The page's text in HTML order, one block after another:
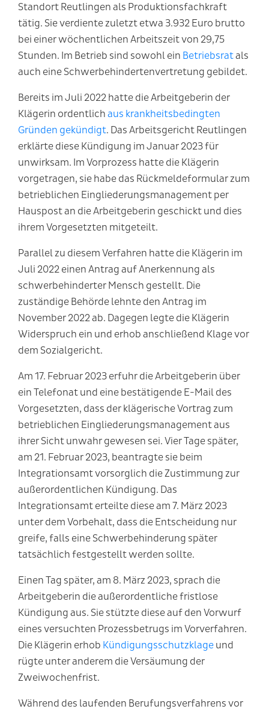
Standort Reutlingen als Produktionsfachkraft
tätig. Sie verdiente zuletzt etwa 3.932 Euro brutto
bei einer wöchentlichen Arbeitszeit von 29,75
Stunden. Im Betrieb sind sowohl ein Betriebsratals
auch eine Schwerbehindertenvertretung gebildet.
Bereits im Juli 2022 hatte die Arbeitgeberin der
Klägerin ordentlichaus krankheitsbedingten
Gründen gekündigt. Das Arbeitsgericht Reutlingen
erklärte diese Kündigung im Januar 2023 für
unwirksam. Im Vorprozess hatte die Klägerin
vorgetragen, sie habe das Rückmeldeformular zum
betrieblichen Eingliederungsmanagement per
Hauspost an die Arbeitgeberin geschickt und dies
ihrem Vorgesetzten mitgeteilt.
Parallel zu diesem Verfahren hatte die Klägerin im
Juli 2022 einen Antrag auf Anerkennung als
schwerbehinderter Mensch gestellt. Die
zuständige Behörde lehnte den Antrag im
November 2022 ab. Dagegen legte die Klägerin
Widerspruch ein und erhob anschließend Klage vor
dem Sozialgericht.
Am 17. Februar 2023 erfuhr die Arbeitgeberin über
ein Telefonat und eine bestätigende E-Mail des
Vorgesetzten, dass der klägerische Vortrag zum
betrieblichen Eingliederungsmanagement aus
ihrer Sicht unwahr gewesen sei. Vier Tage später,
am 21. Februar 2023, beantragte sie beim
Integrationsamt vorsorglich die Zustimmung zur
außerordentlichen Kündigung. Das
Integrationsamt erteilte diese am 7. März 2023
unter dem Vorbehalt, dass die Entscheidung nur
greife, falls eine Schwerbehinderung später
tatsächlich festgestellt werden sollte.
Einen Tag später, am 8. März 2023, sprach die
Arbeitgeberin die außerordentliche fristlose
Kündigung aus. Sie stützte diese auf den Vorwurf
eines versuchten Prozessbetrugs im Vorverfahren.
Die Klägerin erhob Kündigungsschutzklageund
rügte unter anderem die Versäumung der
Zweiwochenfrist.
Während des laufenden Berufungsverfahrens vor